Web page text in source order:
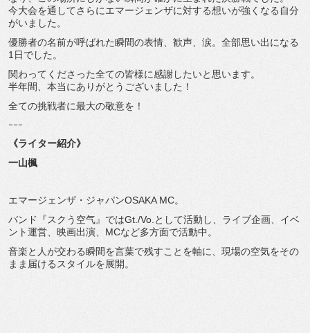
今大会を通してさらにエマージェンザに対する想いが強くなる自分
がいました。
優勝者の名前が呼ばれた瞬間の表情、歓声、涙。全部思い出になる
1日でした。
関わってくださった全ての皆様に感謝したいと思います。
半年間、本当にありがとうございました！
全ての挑戦者に最大の敬意を！
ｰｰｰ
《ライター紹介》
一山楓
エマージェンザ・ジャパンOSAKA MC。
バンド『スクう空气』ではGt./Vo.として活動し、ライブ企画、イベ
ント運営、映画出演、MCなど多方面で活動中。
音楽と人が交わる瞬間を言葉で残すことを軸に、現場の空気をその
まま届けるスタイルを展開。